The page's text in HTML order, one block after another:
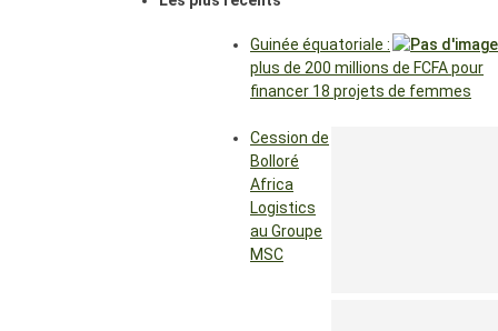
Guinée équatoriale :
plus de 200 millions de FCFA pour
financer 18 projets de femmes
Cession de
Bolloré
Africa
Logistics
au Groupe
MSC